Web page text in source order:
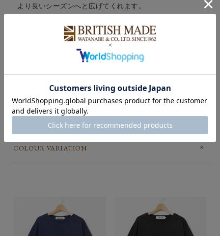
より長いシーズンへと広げてくれます。
を行わずに生産されたウールのことを指します。
↓このアイテムを使った関連記事はこちら↓
・ダークトーンで引き締める、夏のカジュアルスタイル。
COLOUR VARIATION